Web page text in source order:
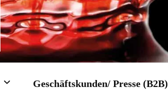
Geschäftskunden/ Presse (B2B)